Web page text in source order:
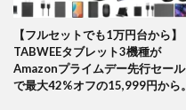
【フルセットでも1万円台から】
TABWEEタブレット3機種が
Amazonプライムデー先行セール
で最大42%オフの15,999円から。